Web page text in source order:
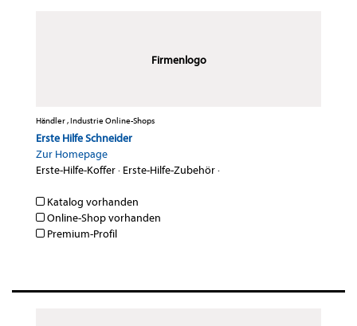
Firmenlogo
Händler , Industrie Online-Shops
Erste Hilfe Schneider
Zur Homepage
Erste-Hilfe-Koffer· Erste-Hilfe-Zubehör·
Katalog vorhanden
Online-Shop vorhanden
Premium-Profil